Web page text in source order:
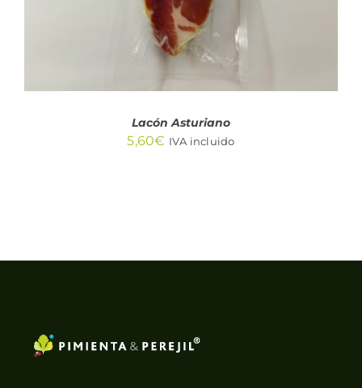
Lacón Asturiano
5,60€ IVA incluido